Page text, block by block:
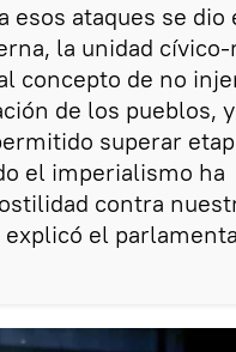
esos ataques se dio
la unidad
concepto de no
de los pueblos,
superar
el imperialismo ha
contra
el